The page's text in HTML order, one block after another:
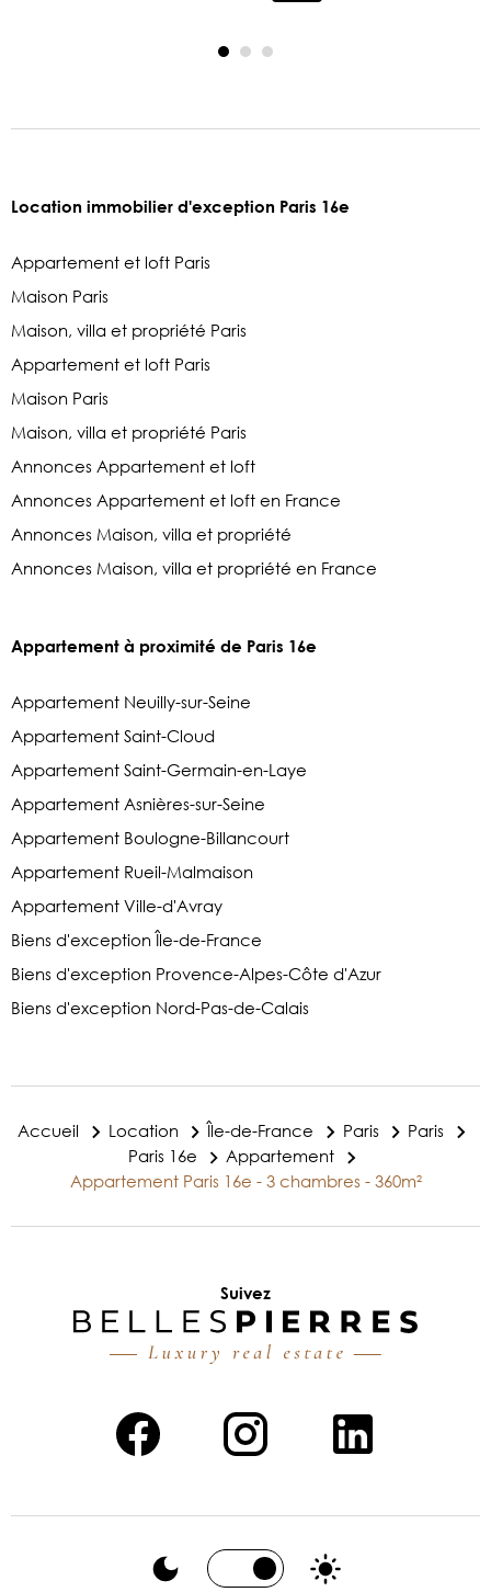
Location immobilier d'exception Paris 16e
Appartement et loft Paris
Maison Paris
Maison, villa et propriété Paris
Appartement et loft Paris
Maison Paris
Maison, villa et propriété Paris
Annonces Appartement et loft
Annonces Appartement et loft en France
Annonces Maison, villa et propriété
Annonces Maison, villa et propriété en France
Appartement à proximité de Paris 16e
Appartement Neuilly-sur-Seine
Appartement Saint-Cloud
Appartement Saint-Germain-en-Laye
Appartement Asnières-sur-Seine
Appartement Boulogne-Billancourt
Appartement Rueil-Malmaison
Appartement Ville-d'Avray
Biens d'exception Île-de-France
Biens d'exception Provence-Alpes-Côte d'Azur
Biens d'exception Nord-Pas-de-Calais
Accueil Location Île-de-France Paris
Paris
Paris 16e
Appartement
Appartement Paris 16e - 3 chambres - 360m²
Suivez